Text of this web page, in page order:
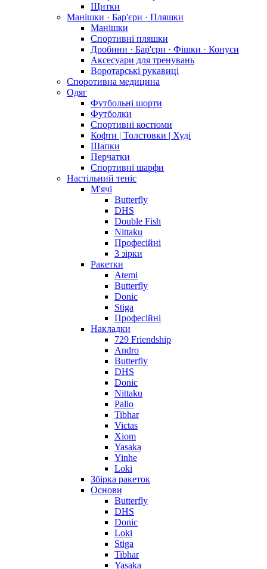
Щитки
Манішки · Бар'єри · Пляшки
Манішки
Спортивні пляшки
Дробини · Бар'єри · Фішки · Конуси
Аксесуари для тренувань
Воротарські рукавиці
Споротивна медицина
Одяг
Футбольні шорти
Футболки
Спортивні костюми
Кофти | Толстовки | Худі
Шапки
Перчатки
Спортивні шарфи
Настільний теніс
М'ячі
Butterfly
DHS
Double Fish
Nittaku
Професійні
3 зірки
Ракетки
Atemi
Butterfly
Donic
Stiga
Професійні
Накладки
729 Friendship
Andro
Butterfly
DHS
Donic
Nittaku
Palio
Tibhar
Victas
Xiom
Yasaka
Yinhe
Loki
Збірка ракеток
Основи
Butterfly
DHS
Donic
Loki
Stiga
Tibhar
Yasaka